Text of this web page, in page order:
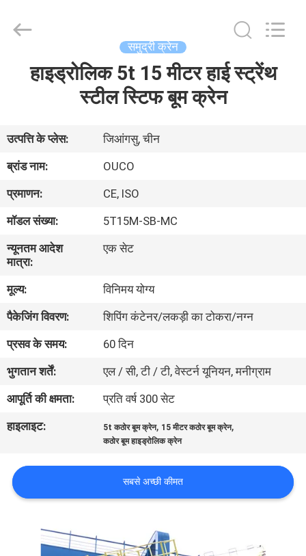
वीडियो
वी.आर.
शो
हमारे
बारे
में
कारखाने
का
नियंत्रण
समाचार
GROUP
Reserved.
समुद्री क्रेन
हाइड्रोलिक 5t 15 मीटर हाई स्ट्रेंथ
स्टील स्टिफ बूम क्रेन
उत्पत्ति के प्लेस:
जिआंगसु, चीन
ब्रांड नाम:
OUCO
प्रमाणन:
CE, ISO
मॉडल संख्या:
5T15M-SB-MC
न्यूनतम आदेश
मात्रा:
एक सेट
मूल्य:
विनिमय योग्य
पैकेजिंग विवरण:
शिपिंग कंटेनर/लकड़ी का टोकरा/नग्न
प्रसव के समय:
60 दिन
भुगतान शर्तें:
एल / सी, टी / टी, वेस्टर्न यूनियन, मनीग्राम
आपूर्ति की क्षमता:
प्रति वर्ष 300 सेट
हाइलाइट:
5t कठोर बूम क्रेन, 15 मीटर कठोर बूम क्रेन,
कठोर बूम हाइड्रोलिक क्रेन
सबसे अच्छी कीमत